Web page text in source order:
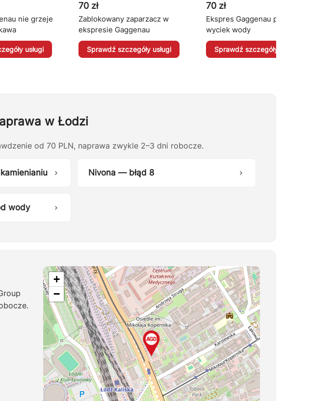
nie grzeje
usługi
70 zł
Zablokowany zaparzacz w
ekspresie Gaggenau
Sprawdź szczegóły usługi
70 zł
Ekspres Gaggenau przecieka /
wyciek wody
Sprawdź szczegóły usługi
w Łodzi
od 70 PLN, naprawa zwykle 2–3 dni robocze.
Nivona — błąd 8
wody
+
−